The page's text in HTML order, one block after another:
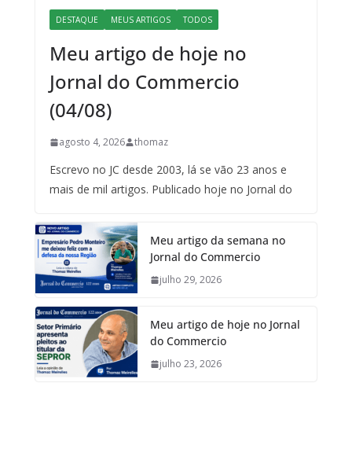
DESTAQUE MEUS ARTIGOS TODOS
Meu artigo de hoje no
Jornal do Commercio
(04/08)
agosto 4, 2026 thomaz
Escrevo no JC desde 2003, lá se vão 23 anos e
mais de mil artigos. Publicado hoje no Jornal do
Meu artigo da semana no
Jornal do Commercio
julho 29, 2026
Meu artigo de hoje no Jornal
do Commercio
julho 23, 2026